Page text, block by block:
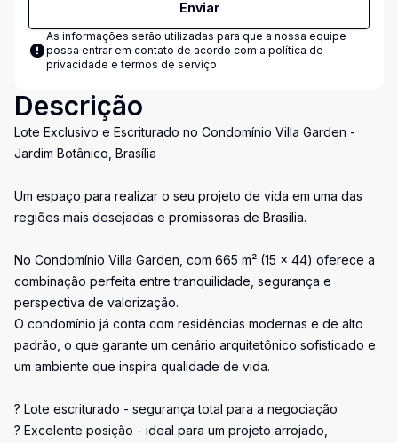
Enviar
As informações serão utilizadas para que a nossa equipe
possa entrar em contato de acordo com a política de
privacidade e termos de serviço
Descrição
Lote Exclusivo e Escriturado no Condomínio Villa Garden -
Jardim Botânico, Brasília
Um espaço para realizar o seu projeto de vida em uma das
regiões mais desejadas e promissoras de Brasília.
No Condomínio Villa Garden, com 665 m² (15 x 44) oferece a
combinação perfeita entre tranquilidade, segurança e
perspectiva de valorização.
O condomínio já conta com residências modernas e de alto
padrão, o que garante um cenário arquitetônico sofisticado e
um ambiente que inspira qualidade de vida.
? Lote escriturado - segurança total para a negociação
? Excelente posição - ideal para um projeto arrojado,